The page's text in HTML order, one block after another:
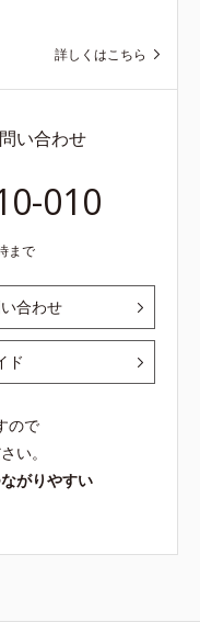
詳しくはこちら
い合わせ
010
まで
合わせ
ド
ので
い。
がりやすい